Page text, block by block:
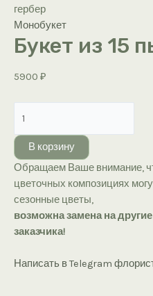
гербер
Монобукет
Букет из 15
5900 ₽
товара
Букет
из
15
пышных
гербер
В корзину
Обращаем Ваше внимание,
цветочных композициях
сезонные цветы,
возможна замена на
заказчика!
Написать в Telegram